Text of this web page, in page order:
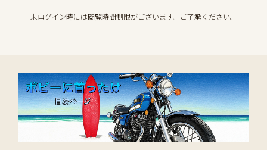
未ログイン時には閲覧時間制限がございます。ご了承ください。